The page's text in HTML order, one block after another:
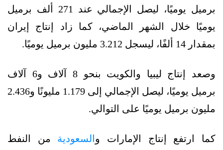
برميل يوميًا، ليصل الإجمالي عند 271 ألف برميل
يوميًا خلال الشهر الماضي، كما زاد إنتاج إيران
بمقدار 14 ألفًا، ليسجل 3.212 مليون برميل يوميًا.
وصعد إنتاج ليبيا والكويت بنحو 8 آلاف و6 آلاف
برميل يوميًا، ليصل الإجمالي إلى 1.179 مليونًا و2.436
مليون برميل يوميًا على التوالي.
كما ارتفع إنتاج الإمارات و السعودية من النفط